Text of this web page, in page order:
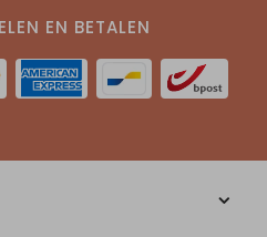
EN BETALEN